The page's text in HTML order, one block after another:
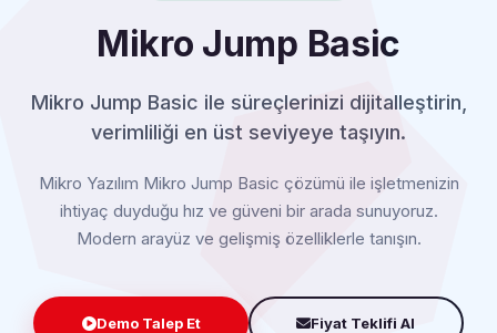
Mikro Jump Basic
Mikro Jump Basic ile süreçlerinizi dijitalleştirin,
verimliliği en üst seviyeye taşıyın.
Mikro Yazılım Mikro Jump Basic çözümü ile işletmenizin
ihtiyaç duyduğu hız ve güveni bir arada sunuyoruz.
Modern arayüz ve gelişmiş özelliklerle tanışın.
Demo Talep Et Fiyat Teklifi Al